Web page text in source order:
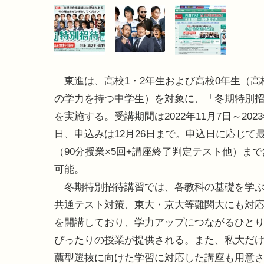
東進は、高校1・2年生および高校0年生（高
の学力を持つ中学生）を対象に、「冬期特別
を実施する。受講期間は2022年11月7日～
日、申込みは12月26日まで。申込日に応じて
（90分授業×5回+講座終了判定テスト他）ま
可能。
冬期特別招待講習では、各教科の基礎を学
共通テスト対策、東大・京大等難関大にも対
を開講しており、学力アップにつながるひと
ぴったりの授業が提供される。また、私大だ
薦型選抜に向けた学習に対応した講座も用意